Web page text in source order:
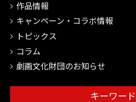
作品情報
キャンペーン・コラボ情報
トピックス
コラム
劇画文化財団のお知らせ
キーワード